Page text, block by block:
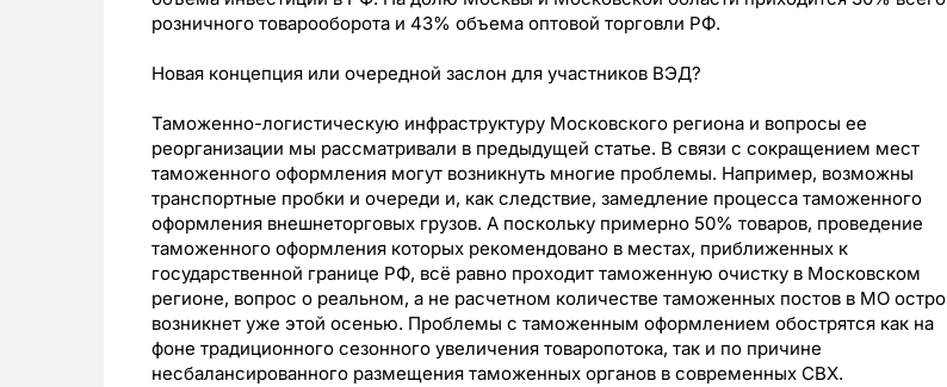
розничного товарооборота и 43% объема оптовой торговли РФ.
Новая концепция или очередной заслон для участников ВЭД?
Таможенно-логистическую инфраструктуру Московского региона и вопросы ее
реорганизации мы рассматривали в предыдущей статье. В связи с сокращением мест
таможенного оформления могут возникнуть многие проблемы. Например, возможны
транспортные пробки и очереди и, как следствие, замедление процесса таможенного
оформления внешнеторговых грузов. А поскольку примерно 50% товаров, проведение
таможенного оформления которых рекомендовано в местах, приближенных к
государственной границе РФ, всё равно проходит таможенную очистку в Московском
регионе, вопрос о реальном, а не расчетном количестве таможенных постов в МО остро
возникнет уже этой осенью. Проблемы с таможенным оформлением обострятся как на
фоне традиционного сезонного увеличения товаропотока, так и по причине
несбалансированного размещения таможенных органов в современных СВХ.